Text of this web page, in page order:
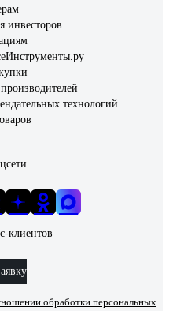
инвесторов
технологий
клиентов
обработки персональных